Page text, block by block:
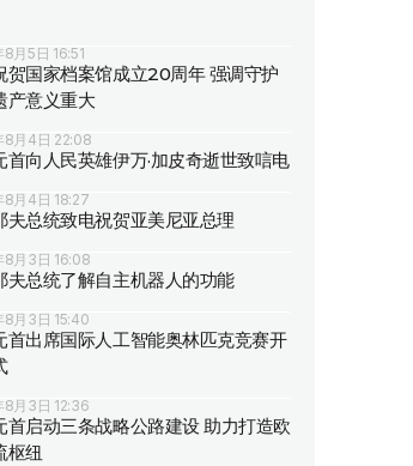
月5日 16:51
贺国家档案馆成立20周年 强调守护
产意义重大
8月4日 22:08
首向人民英雄伊万·加皮奇逝世致唁电
月4日 18:27
夫总统致电祝贺亚美尼亚总理
8月3日 16:08
夫总统了解自主机器人的功能
月3日 15:40
首出席国际人工智能奥林匹克竞赛开
月3日 12:36
首启动三条战略公路建设 助力打造欧
枢纽